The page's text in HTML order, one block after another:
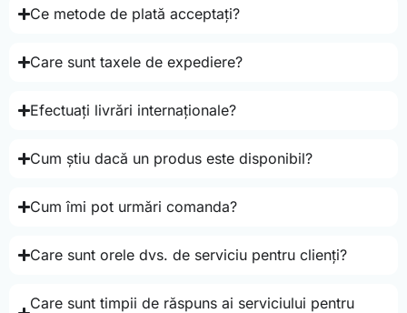
Ce metode de plată acceptați?
Care sunt taxele de expediere?
Efectuați livrări internaționale?
Cum știu dacă un produs este disponibil?
Cum îmi pot urmări comanda?
Care sunt orele dvs. de serviciu pentru clienți?
Care sunt timpii de răspuns ai serviciului pentru